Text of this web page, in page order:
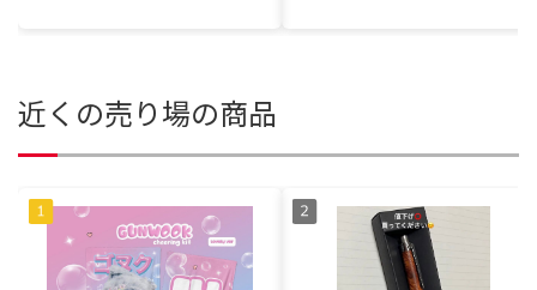
近くの売り場の商品